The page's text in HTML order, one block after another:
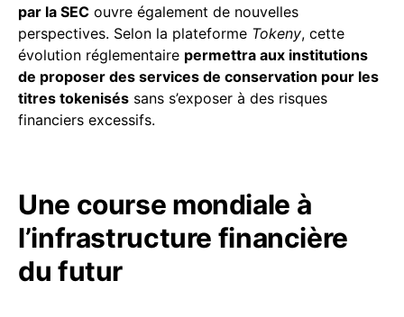
par la SEC ouvre également de nouvelles
perspectives. Selon la plateforme Tokeny, cette
évolution réglementaire permettra aux institutions
de proposer des services de conservation pour les
titres tokenisés sans s’exposer à des risques
financiers excessifs.
Une course mondiale à
l’infrastructure financière
du futur